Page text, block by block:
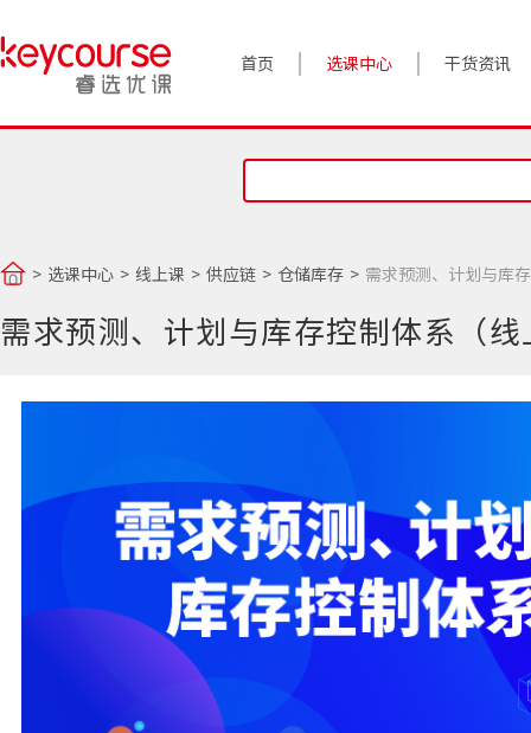
首页 选课中心 干货资讯
案例实践
对话高管
睿选视角
选课中心 线上课 供应链 仓储库存 需求预测、计划与库
需求预测、计划与库存控制体系（